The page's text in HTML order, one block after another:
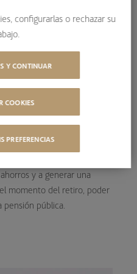
que se encarga de poner a
y a generar una
momento del retiro, poder
pública.
configurarlas o rechazar su
PREFERENCIAS
COOKIES
Y CONTINUAR